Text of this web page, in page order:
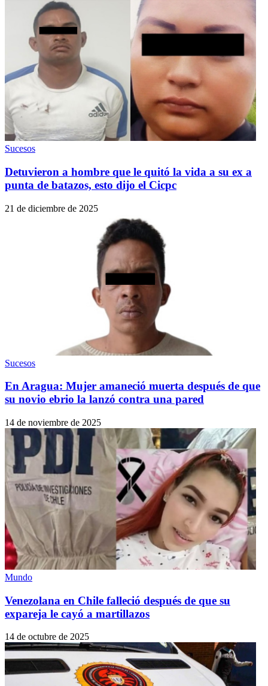
Sucesos
Detuvieron a hombre que le quitó la vida a su ex a
punta de batazos, esto dijo el Cicpc
21 de diciembre de 2025
Sucesos
En Aragua: Mujer amaneció muerta después de que
su novio ebrio la lanzó contra una pared
14 de noviembre de 2025
Mundo
Venezolana en Chile falleció después de que su
expareja le cayó a martillazos
14 de octubre de 2025